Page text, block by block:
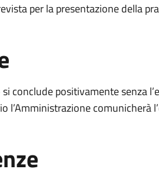
per la presentazione della
conclude positivamente senza
l’Amministrazione comunicherà